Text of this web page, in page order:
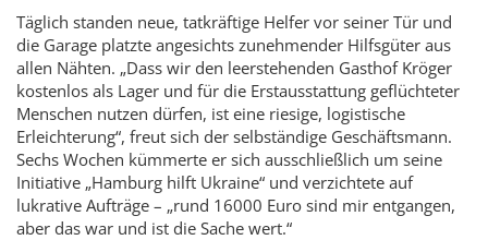
Täglich standen neue, tatkräftige Helfer vor seiner Tür und
die Garage platzte angesichts zunehmender Hilfsgüter aus
allen Nähten. „Dass wir den leerstehenden Gasthof Kröger
kostenlos als Lager und für die Erstausstattung geflüchteter
Menschen nutzen dürfen, ist eine riesige, logistische
Erleichterung“, freut sich der selbständige Geschäftsmann.
Sechs Wochen kümmerte er sich ausschließlich um seine
Initiative „Hamburg hilft Ukraine“ und verzichtete auf
lukrative Aufträge – „rund 16000 Euro sind mir entgangen,
aber das war und ist die Sache wert.“